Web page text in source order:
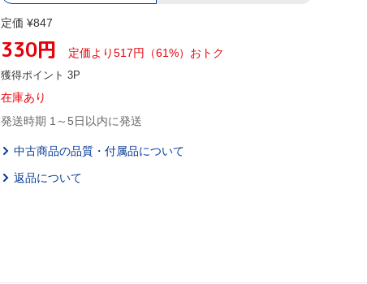
定価 ¥847
330円 定価より517円（61%）おトク
獲得ポイント 3P
在庫あり
発送時期 1～5日以内に発送
中古商品の品質・付属品について
返品について